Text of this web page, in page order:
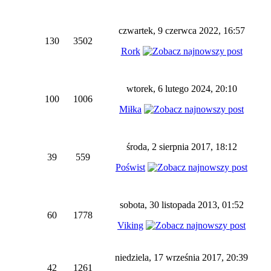
130 3502
czwartek, 9 czerwca 2022, 16:57
Rork
100 1006
wtorek, 6 lutego 2024, 20:10
Miłka
39 559
środa, 2 sierpnia 2017, 18:12
Poświst
60 1778
sobota, 30 listopada 2013, 01:52
Viking
42 1261
niedziela, 17 września 2017, 20:39